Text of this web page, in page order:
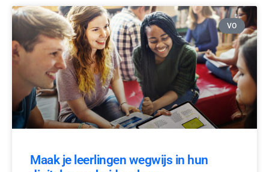
VO
Maak je leerlingen wegwijs in hun